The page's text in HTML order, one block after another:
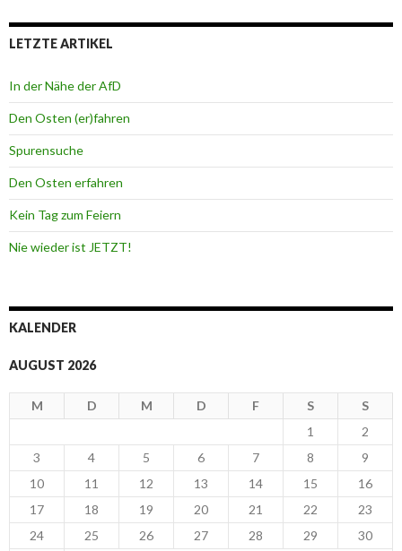
LETZTE ARTIKEL
In der Nähe der AfD
Den Osten (er)fahren
Spurensuche
Den Osten erfahren
Kein Tag zum Feiern
Nie wieder ist JETZT!
KALENDER
AUGUST 2026
M D M D F S
S
1
2
3
4 5 6 7 8
9
10
11 12 13 14 15
16
17
18 19 20 21 22
23
24
25 26 27 28 29
30